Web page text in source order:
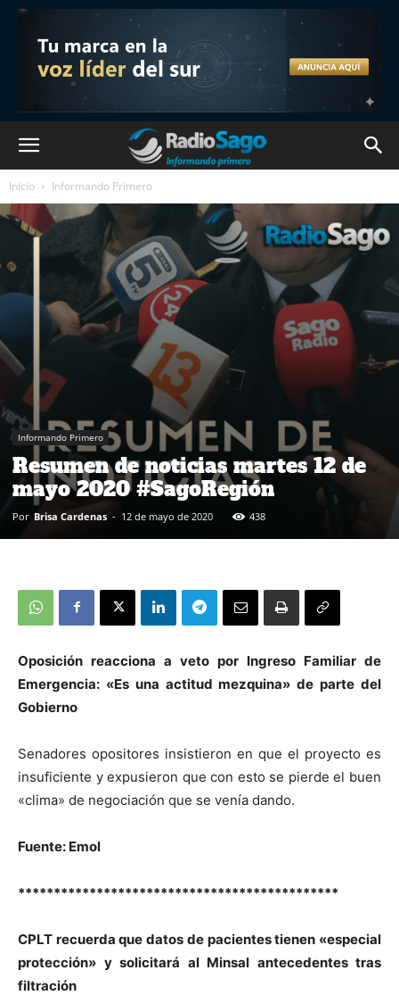
Inicio Informando Primero
Informando Primero
Resumen de noticias martes 12 de
mayo 2020 #SagoRegión
Por Brisa Cardenas - 12 de mayo de 2020 438
Oposición reacciona a veto por Ingreso Familiar de
Emergencia: «Es una actitud mezquina» de parte del
Gobierno
Senadores opositores insistieron en que el proyecto es
insuficiente y expusieron que con esto se pierde el buen
«clima» de negociación que se venía dando.
Fuente: Emol
*********************************************
CPLT recuerda que datos de pacientes tienen «especial
protección» y solicitará al Minsal antecedentes tras
filtración